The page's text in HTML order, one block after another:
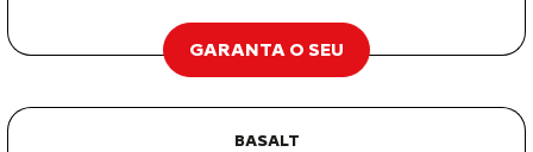
GARANTA O SEU
BASALT